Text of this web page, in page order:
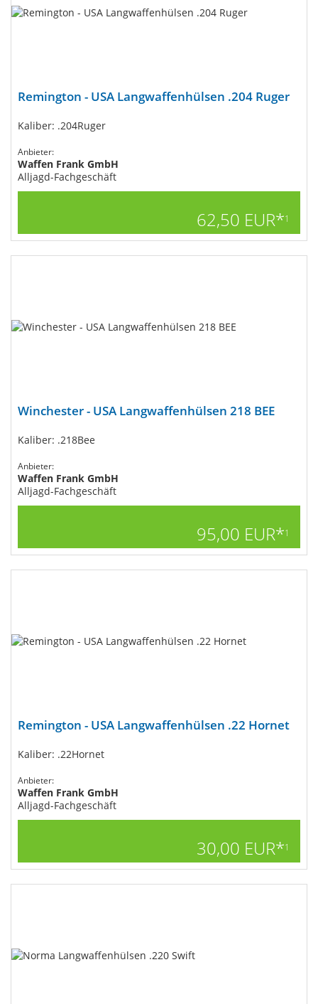
Remington - USA Langwaffenhülsen .204 Ruger
Kaliber: .204Ruger
Anbieter:
Waffen Frank GmbH
Alljagd-Fachgeschäft
62,50 EUR*1
Winchester - USA Langwaffenhülsen 218 BEE
Kaliber: .218Bee
Anbieter:
Waffen Frank GmbH
Alljagd-Fachgeschäft
95,00 EUR*1
Remington - USA Langwaffenhülsen .22 Hornet
Kaliber: .22Hornet
Anbieter:
Waffen Frank GmbH
Alljagd-Fachgeschäft
30,00 EUR*1